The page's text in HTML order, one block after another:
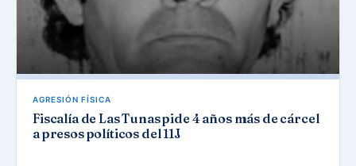
AGRESIÓN FÍSICA
Fiscalía de Las Tunas pide 4 años más de cárcel
a presos políticos del 11J